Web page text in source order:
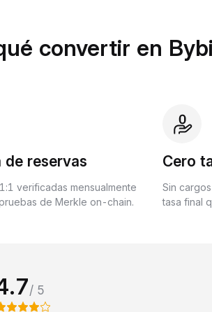
convertir en
de reservas
verificadas mensualmente
de Merkle on-chain.
Cero
Sin
tasa final
/ 5